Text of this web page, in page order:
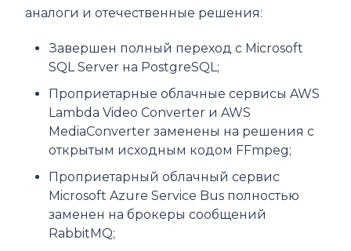
аналоги и отечественные решения:
Завершен полный переход с Microsoft
SQL Server на PostgreSQL;
Проприетарные облачные сервисы AWS
Lambda Video Converter и AWS
MediaConverter заменены на решения с
открытым исходным кодом FFmpeg;
Проприетарный облачный сервис
Microsoft Azure Service Bus полностью
заменен на брокеры сообщений
RabbitMQ;